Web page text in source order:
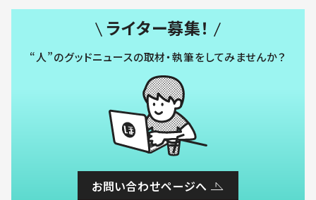
ライター募集！
“人”のグッドニュースの取材・執筆をしてみませんか？
お問い合わせページへ